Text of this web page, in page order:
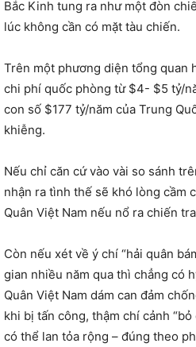
Bắc Kinh tung ra như một đòn
lúc không cần có mặt tàu chiến.
Trên một phương diện tổng quan
chi phí quốc phòng từ $4- $5 tỷ/
con số $177 tỷ/năm của Trung
khiễng.
Nếu chỉ căn cứ vào vài so sánh
nhận ra tình thế sẽ khó lòng cầm
Quân Việt Nam nếu nổ ra chiến
Còn nếu xét về ý chí “hải quân
gian nhiều năm qua thì chẳng có
Quân Việt Nam dám can đảm
khi bị tấn công, thậm chí cảnh
có thể lan tỏa rộng – đúng theo